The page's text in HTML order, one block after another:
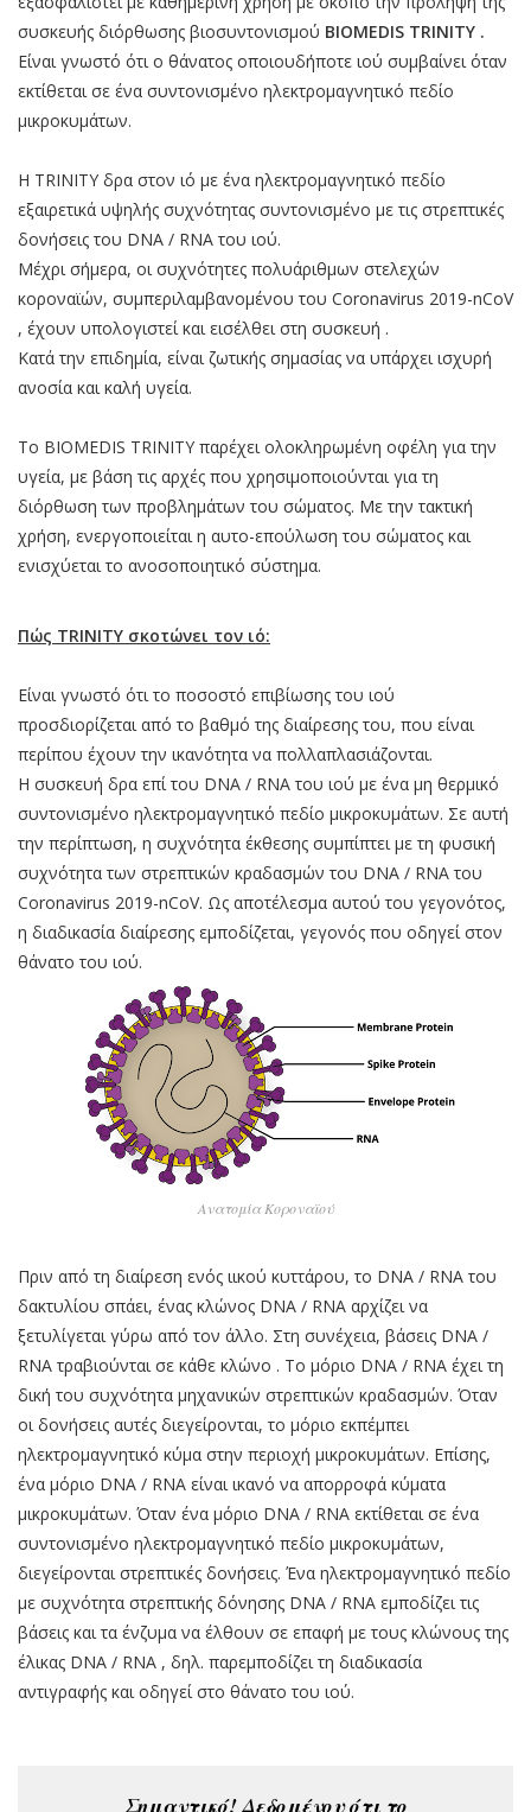
συσκευής διόρθωσης βιοσυντονισμού BIOMEDIS TRINITY .
Είναι γνωστό ότι ο θάνατος οποιουδήποτε ιού συμβαίνει όταν
εκτίθεται σε ένα συντονισμένο ηλεκτρομαγνητικό πεδίο
μικροκυμάτων.
Η TRINITY δρα στον ιό με ένα ηλεκτρομαγνητικό πεδίο
εξαιρετικά υψηλής συχνότητας συντονισμένο με τις στρεπτικές
δονήσεις του DNA / RNA του ιού.
Μέχρι σήμερα, οι συχνότητες πολυάριθμων στελεχών
κοροναϊών, συμπεριλαμβανομένου του Coronavirus 2019-nCoV
, έχουν υπολογιστεί και εισέλθει στη συσκευή .
Κατά την επιδημία, είναι ζωτικής σημασίας να υπάρχει ισχυρή
ανοσία και καλή υγεία.
Το BIOMEDIS TRINITY παρέχει ολοκληρωμένη οφέλη για την
υγεία, με βάση τις αρχές που χρησιμοποιούνται για τη
διόρθωση των προβλημάτων του σώματος. Με την τακτική
χρήση, ενεργοποιείται η αυτο-επούλωση του σώματος και
ενισχύεται το ανοσοποιητικό σύστημα.
Πώς TRINITY σκοτώνει τον ιό:
Είναι γνωστό ότι το ποσοστό επιβίωσης του ιού
προσδιορίζεται από το βαθμό της διαίρεσης του, που είναι
περίπου έχουν την ικανότητα να πολλαπλασιάζονται.
Η συσκευή δρα επί του DNA / RNA του ιού με ένα μη θερμικό
συντονισμένο ηλεκτρομαγνητικό πεδίο μικροκυμάτων. Σε αυτή
την περίπτωση, η συχνότητα έκθεσης συμπίπτει με τη φυσική
συχνότητα των στρεπτικών κραδασμών του DNA / RNA του
Coronavirus 2019-nCoV. Ως αποτέλεσμα αυτού του γεγονότος,
η διαδικασία διαίρεσης εμποδίζεται, γεγονός που οδηγεί στον
θάνατο του ιού.
Ανατομία Κοροναϊού
Πριν από τη διαίρεση ενός ιικού κυττάρου, το DNA / RNA του
δακτυλίου σπάει, ένας κλώνος DNA / RNA αρχίζει να
ξετυλίγεται γύρω από τον άλλο. Στη συνέχεια, βάσεις DNA /
RNA τραβιούνται σε κάθε κλώνο . Το μόριο DNA / RNA έχει τη
δική του συχνότητα μηχανικών στρεπτικών κραδασμών. Όταν
οι δονήσεις αυτές διεγείρονται, το μόριο εκπέμπει
ηλεκτρομαγνητικό κύμα στην περιοχή μικροκυμάτων. Επίσης,
ένα μόριο DNA / RNA είναι ικανό να απορροφά κύματα
μικροκυμάτων. Όταν ένα μόριο DNA / RNA εκτίθεται σε ένα
συντονισμένο ηλεκτρομαγνητικό πεδίο μικροκυμάτων,
διεγείρονται στρεπτικές δονήσεις. Ένα ηλεκτρομαγνητικό πεδίο
με συχνότητα στρεπτικής δόνησης DNA / RNA εμποδίζει τις
βάσεις και τα ένζυμα να έλθουν σε επαφή με τους κλώνους της
έλικας DNA / RNA , δηλ. παρεμποδίζει τη διαδικασία
αντιγραφής και οδηγεί στο θάνατο του ιού.
Σημαντικό! Δεδομένου ότι το